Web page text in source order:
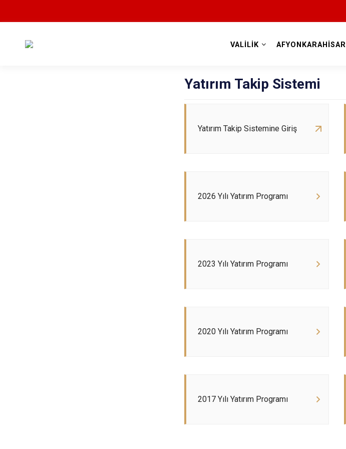
VALİLİK AFYONKARAHİSAR
Yatırım Takip Sistemi
Yatırım Takip Sistemine Giriş
2026 Yılı Yatırım Programı
2023 Yılı Yatırım Programı
2020 Yılı Yatırım Programı
2017 Yılı Yatırım Programı